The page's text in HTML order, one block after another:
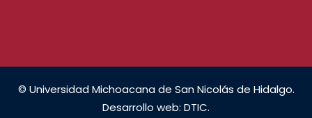
© Universidad Michoacana de San Nicolás de Hidalgo.
Desarrollo web: DTIC.